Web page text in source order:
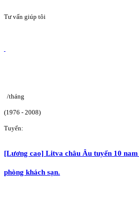
Tư vấn giúp tôi
/tháng
(1976 - 2008)
Tuyển:
[Lương cao] Litva châu Âu tuyển 10
phòng khách sạn.